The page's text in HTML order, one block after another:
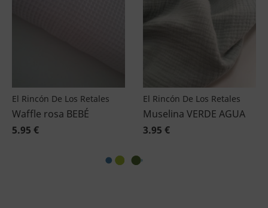
El Rincón De Los Retales
Waffle rosa BEBÉ
5.95 €
El Rincón De Los Retales
Muselina VERDE AGUA
3.95 €